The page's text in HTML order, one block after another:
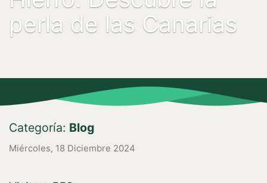
perla de las Canarias
Categoría: Blog
Miércoles, 18 Diciembre 2024